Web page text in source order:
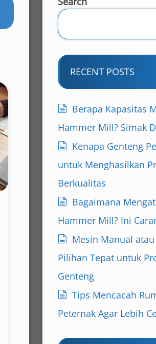
RECENT POSTS
Berapa Kapasitas
Hammer Mill? Simak
Kenapa Genteng
untuk Menghasilkan
Berkualitas
Bagaimana
Hammer Mill? Ini
Mesin Manual
Pilihan Tepat untuk
Genteng
Tips Mencacah
Peternak Agar Lebih